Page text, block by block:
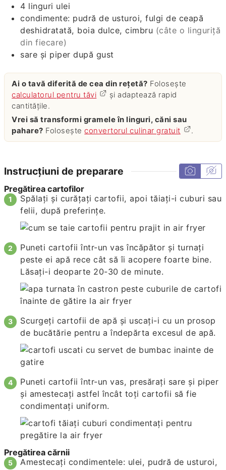
4 linguri ulei
condimente: pudră de usturoi, fulgi de ceapă
deshidratată, boia dulce, cimbru (câte o linguriță
din fiecare)
sare și piper după gust
Ai o tavă diferită de cea din rețetă? Folosește
calculatorul pentru tăvi
și adaptează rapid
cantitățile.
Vrei să transformi gramele în linguri, căni sau
pahare? Foloseșteconvertorul culinar gratuit .
Instrucțiuni de preparare
Pregătirea cartofilor
Spălați și curățați cartofii, apoi tăiați-i cuburi sau
felii, după preferințe.
Puneti cartofii într-un vas încăpător și turnați
peste ei apă rece cât să îi acopere foarte bine.
Lăsați-i deoparte 20-30 de minute.
Scurgeți cartofii de apă și uscați-i cu un prosop
de bucătărie pentru a îndepărta excesul de apă.
Puneti cartofii într-un vas, presărați sare și piper
și amestecați astfel încât toți cartofii să fie
condimentați uniform.
Pregătirea cărnii
Amestecați condimentele: ulei, pudră de usturoi,